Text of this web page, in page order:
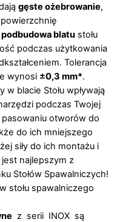
gęste ożebrowanie,
powierzchnię
blatu stołu
podczas użytkowania
Tolerancja
wynosi ±0,3 mm*.
w blacie Stołu wpływają
podczas Twojej
otworów do
do ich mniejszego
siły do ich montażu i
najlepszym z
Stołów Spawalniczych!
stołu spawalniczego
z serii INOX są